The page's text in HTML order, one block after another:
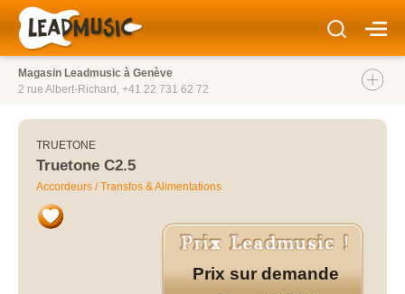
Magasin Leadmusic à Genève
2 rue Albert-Richard, +41 22 731 62 72
TRUETONE
Truetone C2.5
Accordeurs / Transfos & Alimentations
Prix sur demande